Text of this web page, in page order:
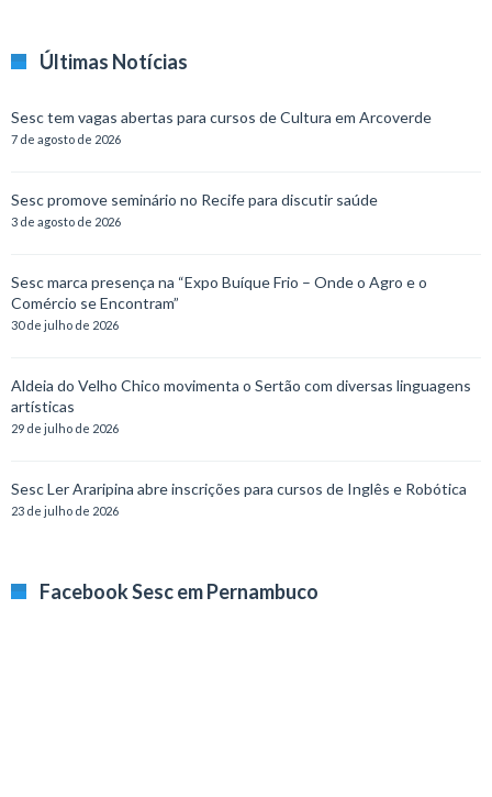
Últimas Notícias
Sesc tem vagas abertas para cursos de Cultura em Arcoverde
7 de agosto de 2026
Sesc promove seminário no Recife para discutir saúde
3 de agosto de 2026
Sesc marca presença na “Expo Buíque Frio – Onde o Agro e o
Comércio se Encontram”
30 de julho de 2026
Aldeia do Velho Chico movimenta o Sertão com diversas linguagens
artísticas
29 de julho de 2026
Sesc Ler Araripina abre inscrições para cursos de Inglês e Robótica
23 de julho de 2026
Facebook Sesc em Pernambuco